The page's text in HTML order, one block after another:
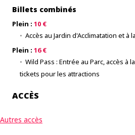
Billets combinés
Plein : 10 €
Accès au Jardin d'Acclimatation et à
Plein : 16 €
Wild Pass : Entrée au Parc, accès à
tickets pour les attractions
ACCÈS
Autres accès